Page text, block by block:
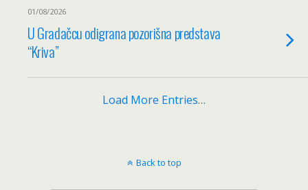
01/08/2026
U Gradačcu odigrana pozorišna predstava
“Kriva”
Load More Entries…
Back to top